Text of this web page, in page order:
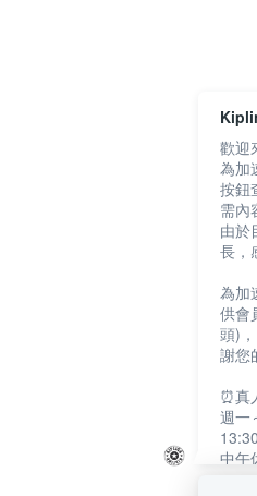
歡迎
為加
按鈕
需內
由於
長，
為加
供會
頭)
謝您
⏰真
週一
中午